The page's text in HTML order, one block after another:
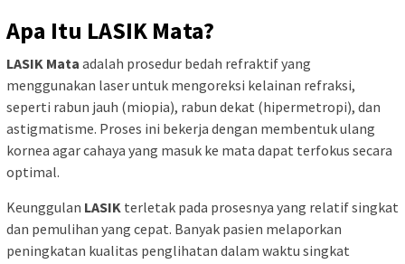
Apa Itu LASIK Mata?
LASIK Mata adalah prosedur bedah refraktif yang
menggunakan laser untuk mengoreksi kelainan refraksi,
seperti rabun jauh (miopia), rabun dekat (hipermetropi), dan
astigmatisme. Proses ini bekerja dengan membentuk ulang
kornea agar cahaya yang masuk ke mata dapat terfokus secara
optimal.
Keunggulan LASIK terletak pada prosesnya yang relatif singkat
dan pemulihan yang cepat. Banyak pasien melaporkan
peningkatan kualitas penglihatan dalam waktu singkat